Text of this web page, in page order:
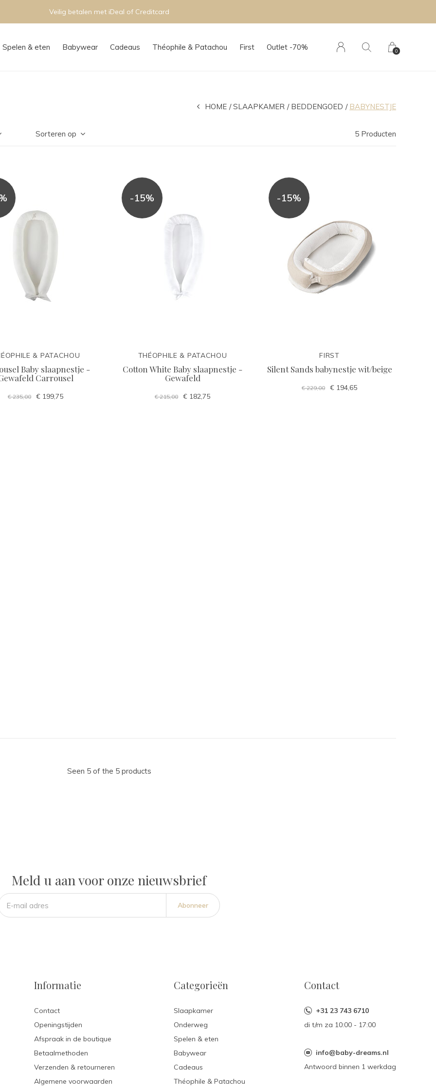
Spelen & eten Babywear Cadeaus Théophile & Patachou First Outlet -70% 0
Veilig betalen met iDeal of Creditcard
HOME SLAAPKAMER BEDDENGOED BABYNESTJE
Sorteren op 5 Producten
& PATACHOU
Baby slaapnestje -
Carrousel
€ 235,00 € 199,75
-15%
THÉOPHILE & PATACHOU
Cotton White Baby slaapnestje -
Gewafeld
€ 215,00 € 182,75
-15%
FIRST
Silent Sands babynestje wit/beige
€ 229,00 € 194,65
Seen 5 of the 5 products
Meld u aan voor onze nieuwsbrief
Abonneer
Informatie
Contact
Openingstijden
Afspraak in de boutique
Betaalmethoden
Verzenden & retourneren
Algemene voorwaarden
Categorieën
Slaapkamer
Onderweg
Spelen & eten
Babywear
Cadeaus
Théophile & Patachou
Contact
+31 23 743 6710
di t/m za 10:00 - 17:00
info@baby-dreams.nl
Antwoord binnen 1 werkdag